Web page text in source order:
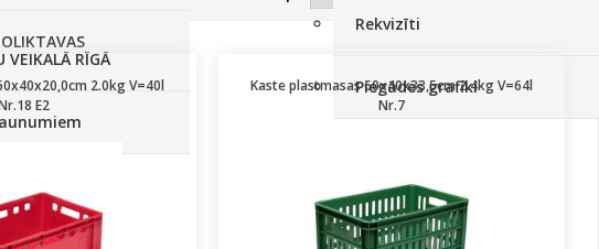
VEIKALĀ RĪGĀ
Rekvizīti
Piegādes grafiki
2.0kg V=40l
E2
Kaste plastmasas 60x40x33,5cm 2.4kg V=64l
Nr.7